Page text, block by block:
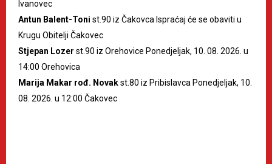
Ivanovec
Antun Balent-Toni st.90 iz Čakovca Ispraćaj će se obaviti u
Krugu Obitelji Čakovec
Stjepan Lozer st.90 iz Orehovice Ponedjeljak, 10. 08. 2026. u
14:00 Orehovica
Marija Makar rođ. Novakst.80 iz Pribislavca Ponedjeljak, 10.
08. 2026. u 12:00 Čakovec